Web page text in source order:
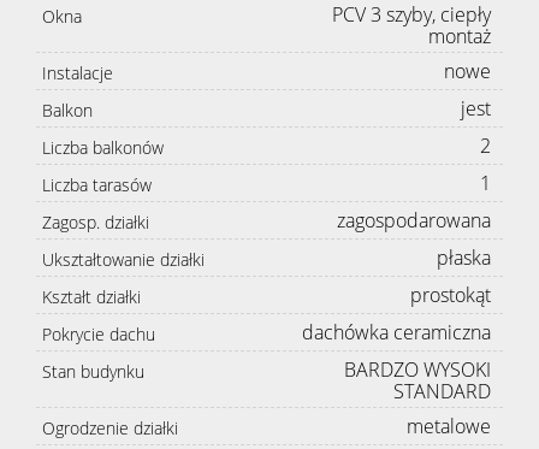
Okna
PCV 3 szyby, ciepły
montaż
Instalacje nowe
Balkon jest
Liczba balkonów 2
Liczba tarasów 1
Zagosp. działki zagospodarowana
Ukształtowanie działki płaska
Kształt działki prostokąt
Pokrycie dachu dachówka ceramiczna
Stan budynku
BARDZO WYSOKI
STANDARD
Ogrodzenie działki metalowe